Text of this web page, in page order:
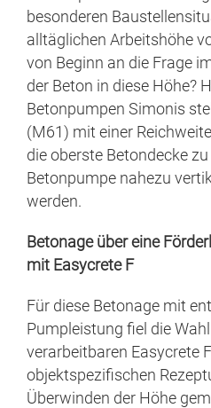
besonderen
alltäglichen Arbeitshöhe
von Beginn an die Frage
der Beton in diese Höhe?
Betonpumpen Simonis
(M61) mit einer
die oberste Betondecke
Betonpumpe nahezu
werden.
Betonage über eine
mit Easycrete F
Für diese Betonage mit
Pumpleistung fiel die
verarbeitbaren Easycrete
objektspezifischen
Überwinden der Höhe